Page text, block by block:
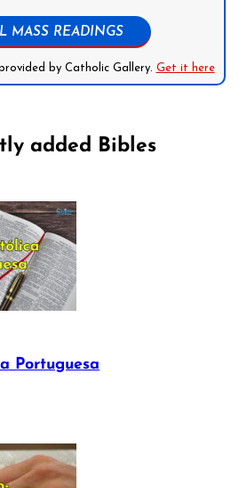
MASS READINGS
by Catholic Gallery. Get it here
added Bibles
Portuguesa